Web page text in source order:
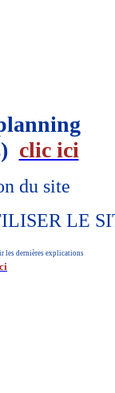
) clic ici
du site
LE
les dernières explications